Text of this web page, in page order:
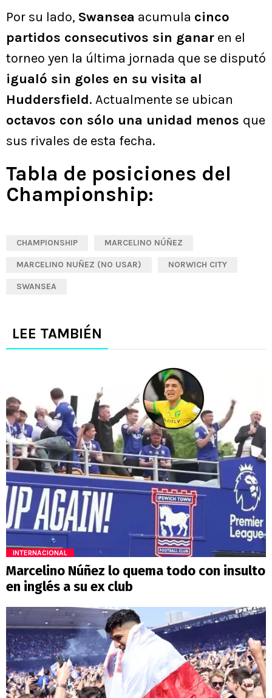
Por su lado, Swansea acumula cinco
partidos consecutivos sin ganar en el
torneo yen la última jornada que se disputó
igualó sin goles en su visita al
Huddersfield. Actualmente se ubican
octavos con sólo una unidad menos que
sus rivales de esta fecha.
Tabla de posiciones del
Championship:
CHAMPIONSHIP MARCELINO NÚÑEZ
MARCELINO NUÑEZ (NO USAR) NORWICH CITY
SWANSEA
LEE TAMBIÉN
INTERNACIONAL
Marcelino Núñez lo quema todo con insulto
en inglés a su ex club